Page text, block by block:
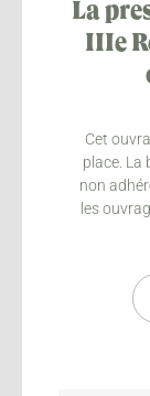
La
IIIe
Cet
place. La
non
les